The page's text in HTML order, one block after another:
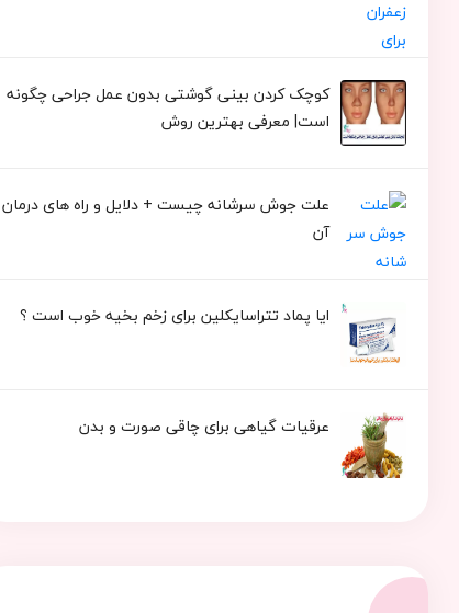
کوچک کردن بینی گوشتی بدون عمل جراحی چگونه
است| معرفی بهترین روش
علت جوش سرشانه چیست + دلایل و راه های درمان
آن
ایا پماد تتراسایکلین برای زخم بخیه خوب است ؟
عرقیات گیاهی برای چاقی صورت و بدن